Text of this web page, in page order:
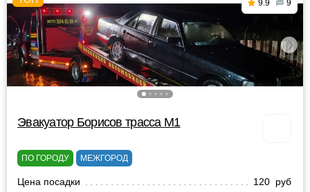
9.9 9
Эвакуатор Борисов трасса М1
ПО ГОРОДУ МЕЖГОРОД
Цена посадки
120 руб